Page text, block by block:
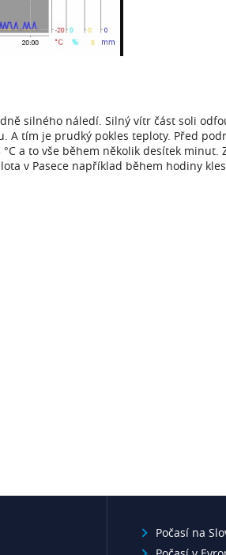
silného náledí. Silný vítr část soli
A tím je prudký pokles teploty. Před
a to vše během několik desítek minut.
v Pasece například během hodiny
Počasí na